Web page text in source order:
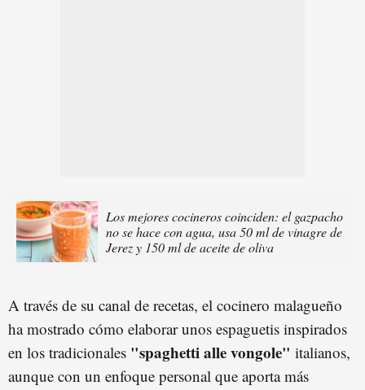
Los mejores cocineros coinciden: el gazpacho
no se hace con agua, usa 50 ml de vinagre de
Jerez y 150 ml de aceite de oliva
A través de su canal de recetas, el cocinero malagueño
ha mostrado cómo elaborar unos espaguetis inspirados
en los tradicionales "spaghetti alle vongole" italianos,
aunque con un enfoque personal que aporta más